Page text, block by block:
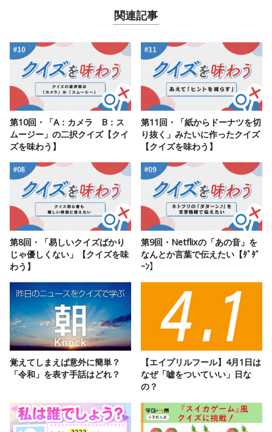
関連記事
第10回・「A：カメラ B：ス
ムージー」の二択クイズ【クイ
ズを味わう】
第11回・「紙からドーナツを切
り抜く」みたいに作ったクイズ
【クイズを味わう】
第8回・「易しいクイズばかり
じゃ優しくない」【クイズを味
わう】
第9回・Netflixの「あの音」を
なんとか言葉で伝えたい【ﾀﾞﾀﾞ
ｰﾝ】
覚えてしまえば意外に簡単？
「令和」を表す手話はどれ？
【エイプリルフール】4月1日は
なぜ「嘘をついていい」日な
の？